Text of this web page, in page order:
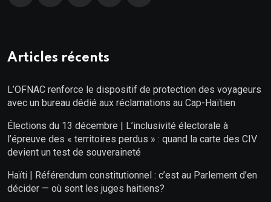
Articles récents
L’OFNAC renforce le dispositif de protection des voyageurs
avec un bureau dédié aux réclamations au Cap-Haïtien
Élections du 13 décembre | L’inclusivité électorale à
l’épreuve des « territoires perdus » : quand la carte des CIV
devient un test de souveraineté
Haïti | Référendum constitutionnel : c’est au Parlement d’en
décider — où sont les juges haitiens?